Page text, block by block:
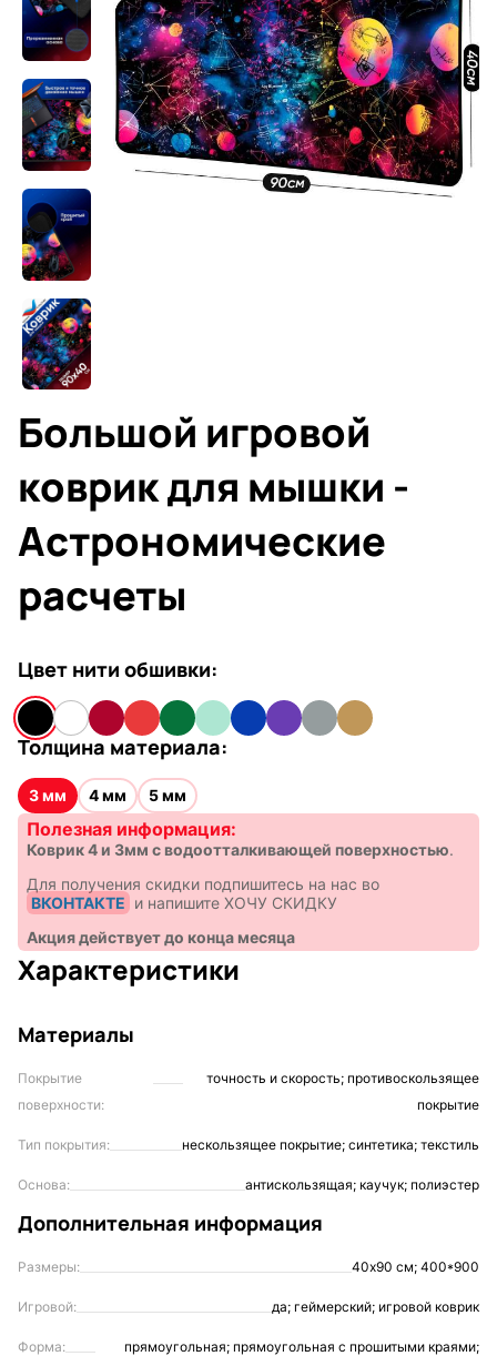
Большой игровой
коврик для мышки -
Астрономические
расчеты
Цвет нити обшивки:
Толщина материала:
3 мм 4 мм 5 мм
Полезная информация:
Коврик 4 и 3мм с водоотталкивающей поверхностью.
Для получения скидки подпишитесь на нас во
ВКОНТАКТЕ и напишите ХОЧУ СКИДКУ
Акция действует до конца месяца
Характеристики
Материалы
Покрытие
поверхности:
точность и скорость; противоскользящее
покрытие
Тип покрытия: нескользящее покрытие; синтетика; текстиль
Основа: антискользящая; каучук; полиэстер
Дополнительная информация
Размеры: 40х90 см; 400*900
Игровой: да; геймерский; игровой коврик
Форма:
прямоугольная; прямоугольная с прошитыми краями;